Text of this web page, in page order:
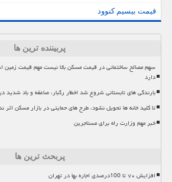
قیمت بیسیم کنوود
پربیننده ترین ها
سهم مصالح ساختمانی در قیمت مسکن بالا نیست مهم قیمت
دارد
بارندگی های تابستانی شروع شد اخطار رگبار، صاعقه و باد شدید در ۵
تا کلید خانه ها تحویل نشود، طرح های حمایتی در بازار مسکن اثر
خبر مهم وزارت راه برای مستاجرین
پربحث ترین ها
افزایش ۷۰ تا 100درصدی اجاره بها در تهران